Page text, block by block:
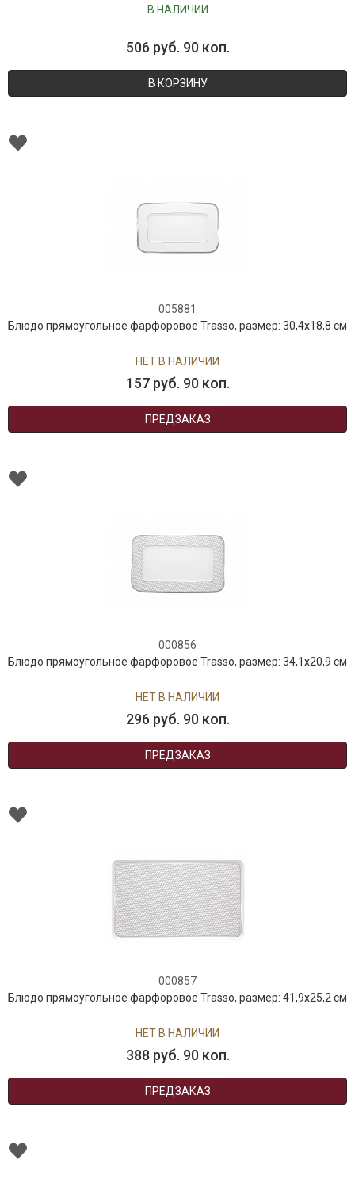
В НАЛИЧИИ
506 руб. 90 коп.
В КОРЗИНУ
005881
Блюдо прямоугольное фарфоровое Trasso, размер: 30,4х18,8 см
НЕТ В НАЛИЧИИ
157 руб. 90 коп.
ПРЕДЗАКАЗ
000856
Блюдо прямоугольное фарфоровое Trasso, размер: 34,1х20,9 см
НЕТ В НАЛИЧИИ
296 руб. 90 коп.
ПРЕДЗАКАЗ
000857
Блюдо прямоугольное фарфоровое Trasso, размер: 41,9х25,2 см
НЕТ В НАЛИЧИИ
388 руб. 90 коп.
ПРЕДЗАКАЗ